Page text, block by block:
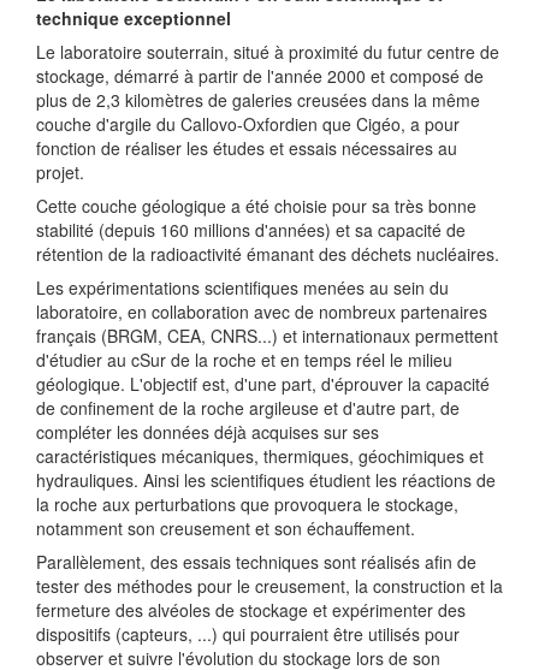
technique exceptionnel
Le laboratoire souterrain, situé à proximité du futur centre de
stockage, démarré à partir de l'année 2000 et composé de
plus de 2,3 kilomètres de galeries creusées dans la même
couche d'argile du Callovo-Oxfordien que Cigéo, a pour
fonction de réaliser les études et essais nécessaires au
projet.
Cette couche géologique a été choisie pour sa très bonne
stabilité (depuis 160 millions d'années) et sa capacité de
rétention de la radioactivité émanant des déchets nucléaires.
Les expérimentations scientifiques menées au sein du
laboratoire, en collaboration avec de nombreux partenaires
français (BRGM, CEA, CNRS...) et internationaux permettent
d'étudier au cSur de la roche et en temps réel le milieu
géologique. L'objectif est, d'une part, d'éprouver la capacité
de confinement de la roche argileuse et d'autre part, de
compléter les données déjà acquises sur ses
caractéristiques mécaniques, thermiques, géochimiques et
hydrauliques. Ainsi les scientifiques étudient les réactions de
la roche aux perturbations que provoquera le stockage,
notamment son creusement et son échauffement.
Parallèlement, des essais techniques sont réalisés afin de
tester des méthodes pour le creusement, la construction et la
fermeture des alvéoles de stockage et expérimenter des
dispositifs (capteurs, ...) qui pourraient être utilisés pour
observer et suivre l'évolution du stockage lors de son